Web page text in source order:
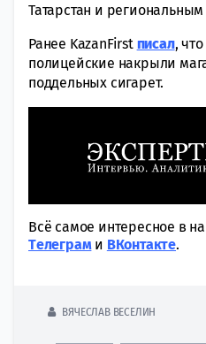
Татарстан и
Ранее KazanFirst писал,
полицейские накрыли
поддельных сигарет.
Всё самое интересное в
Tелеграми ВКонтакте.
ВЯЧЕСЛАВ ВЕСЕЛИН